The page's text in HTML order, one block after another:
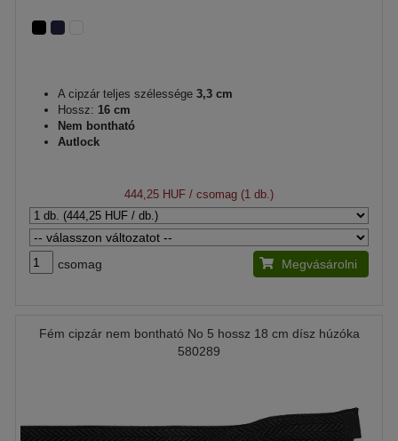
A cipzár teljes szélessége 3,3 cm
Hossz: 16 cm
Nem bontható
Autlock
444,25 HUF / csomag (1 db.)
csomag Megvásárolni
Fém cipzár nem bontható No 5 hossz 18 cm dísz húzóka
580289